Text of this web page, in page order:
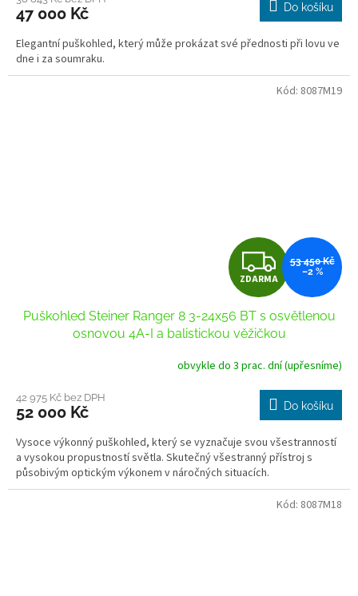
A
47 000 Kč Do košíku
Elegantní puškohled, který může prokázat své přednosti při lovu ve
dne i za soumraku.
Z
D
A
R
M
A
ZDARMA
53 450 Kč
–2 %
Puškohled Steiner Ranger 8 3-24x56 BT s osvětlenou
osnovou 4A-I a balistickou věžičkou
obvykle do 3 prac. dní (upřesníme)
42 975 Kč bez DPH
52 000 Kč Do košíku
Vysoce výkonný puškohled, který se vyznačuje svou všestranností
a vysokou propustností světla. Skutečný všestranný přístroj s
působivým optickým výkonem v náročných situacích.
Kód: 8087M19
Kód: 8087M18